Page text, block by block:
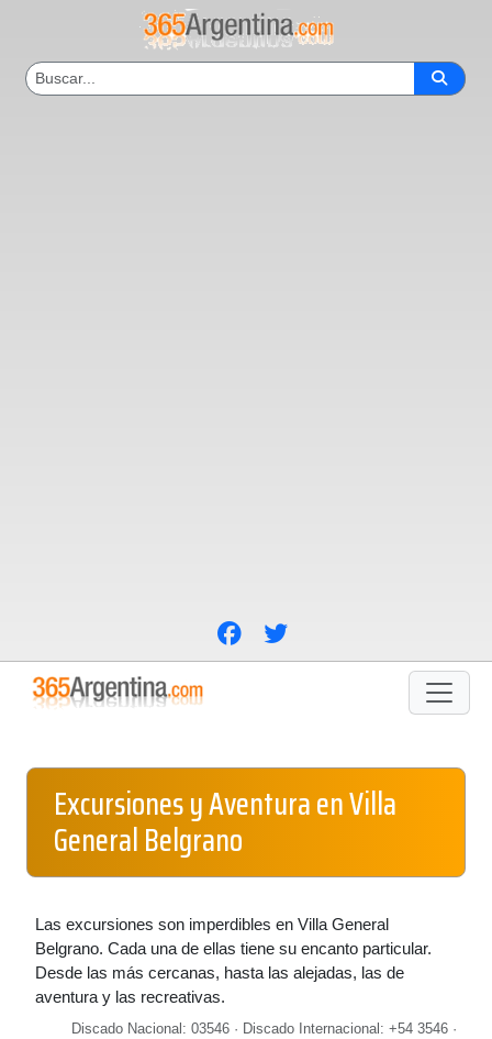
Excursiones y Aventura en Villa
General Belgrano
Las excursiones son imperdibles en Villa General
Belgrano. Cada una de ellas tiene su encanto particular.
Desde las más cercanas, hasta las alejadas, las de
aventura y las recreativas.
Discado Nacional: 03546 · Discado Internacional: +54 3546 ·